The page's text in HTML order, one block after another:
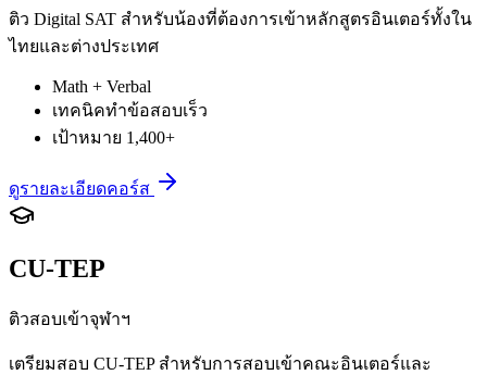
ติว Digital SAT สำหรับน้องที่ต้องการเข้าหลักสูตรอินเตอร์ทั้งใน
ไทยและต่างประเทศ
Math + Verbal
เทคนิคทำข้อสอบเร็ว
เป้าหมาย 1,400+
ดูรายละเอียดคอร์ส
CU-TEP
ติวสอบเข้าจุฬาฯ
เตรียมสอบ CU-TEP สำหรับการสอบเข้าคณะอินเตอร์และ